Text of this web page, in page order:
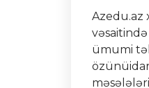
Azedu.az
ümumi